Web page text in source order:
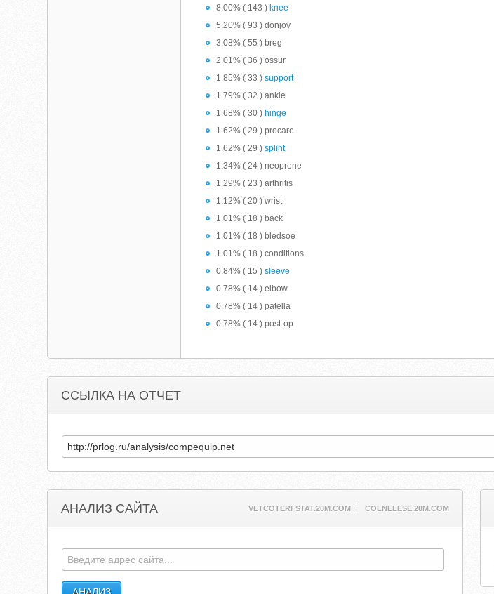
8.00% ( 143 ) knee
5.20% ( 93 ) donjoy
3.08% ( 55 ) breg
2.01% ( 36 ) ossur
1.85% ( 33 )support
1.79% ( 32 ) ankle
1.68% ( 30 ) hinge
1.62% ( 29 ) procare
1.62% ( 29 )splint
1.34% ( 24 ) neoprene
1.29% ( 23 ) arthritis
1.12% ( 20 ) wrist
1.01% ( 18 ) back
1.01% ( 18 ) bledsoe
1.01% ( 18 ) conditions
0.84% ( 15 )sleeve
0.78% ( 14 ) elbow
0.78% ( 14 ) patella
0.78% ( 14 ) post-op
ССЫЛКА НА ОТЧЕТ
АНАЛИЗ САЙТА VETCOTERFSTAT.20M.COM COLNELESE.20M.COM